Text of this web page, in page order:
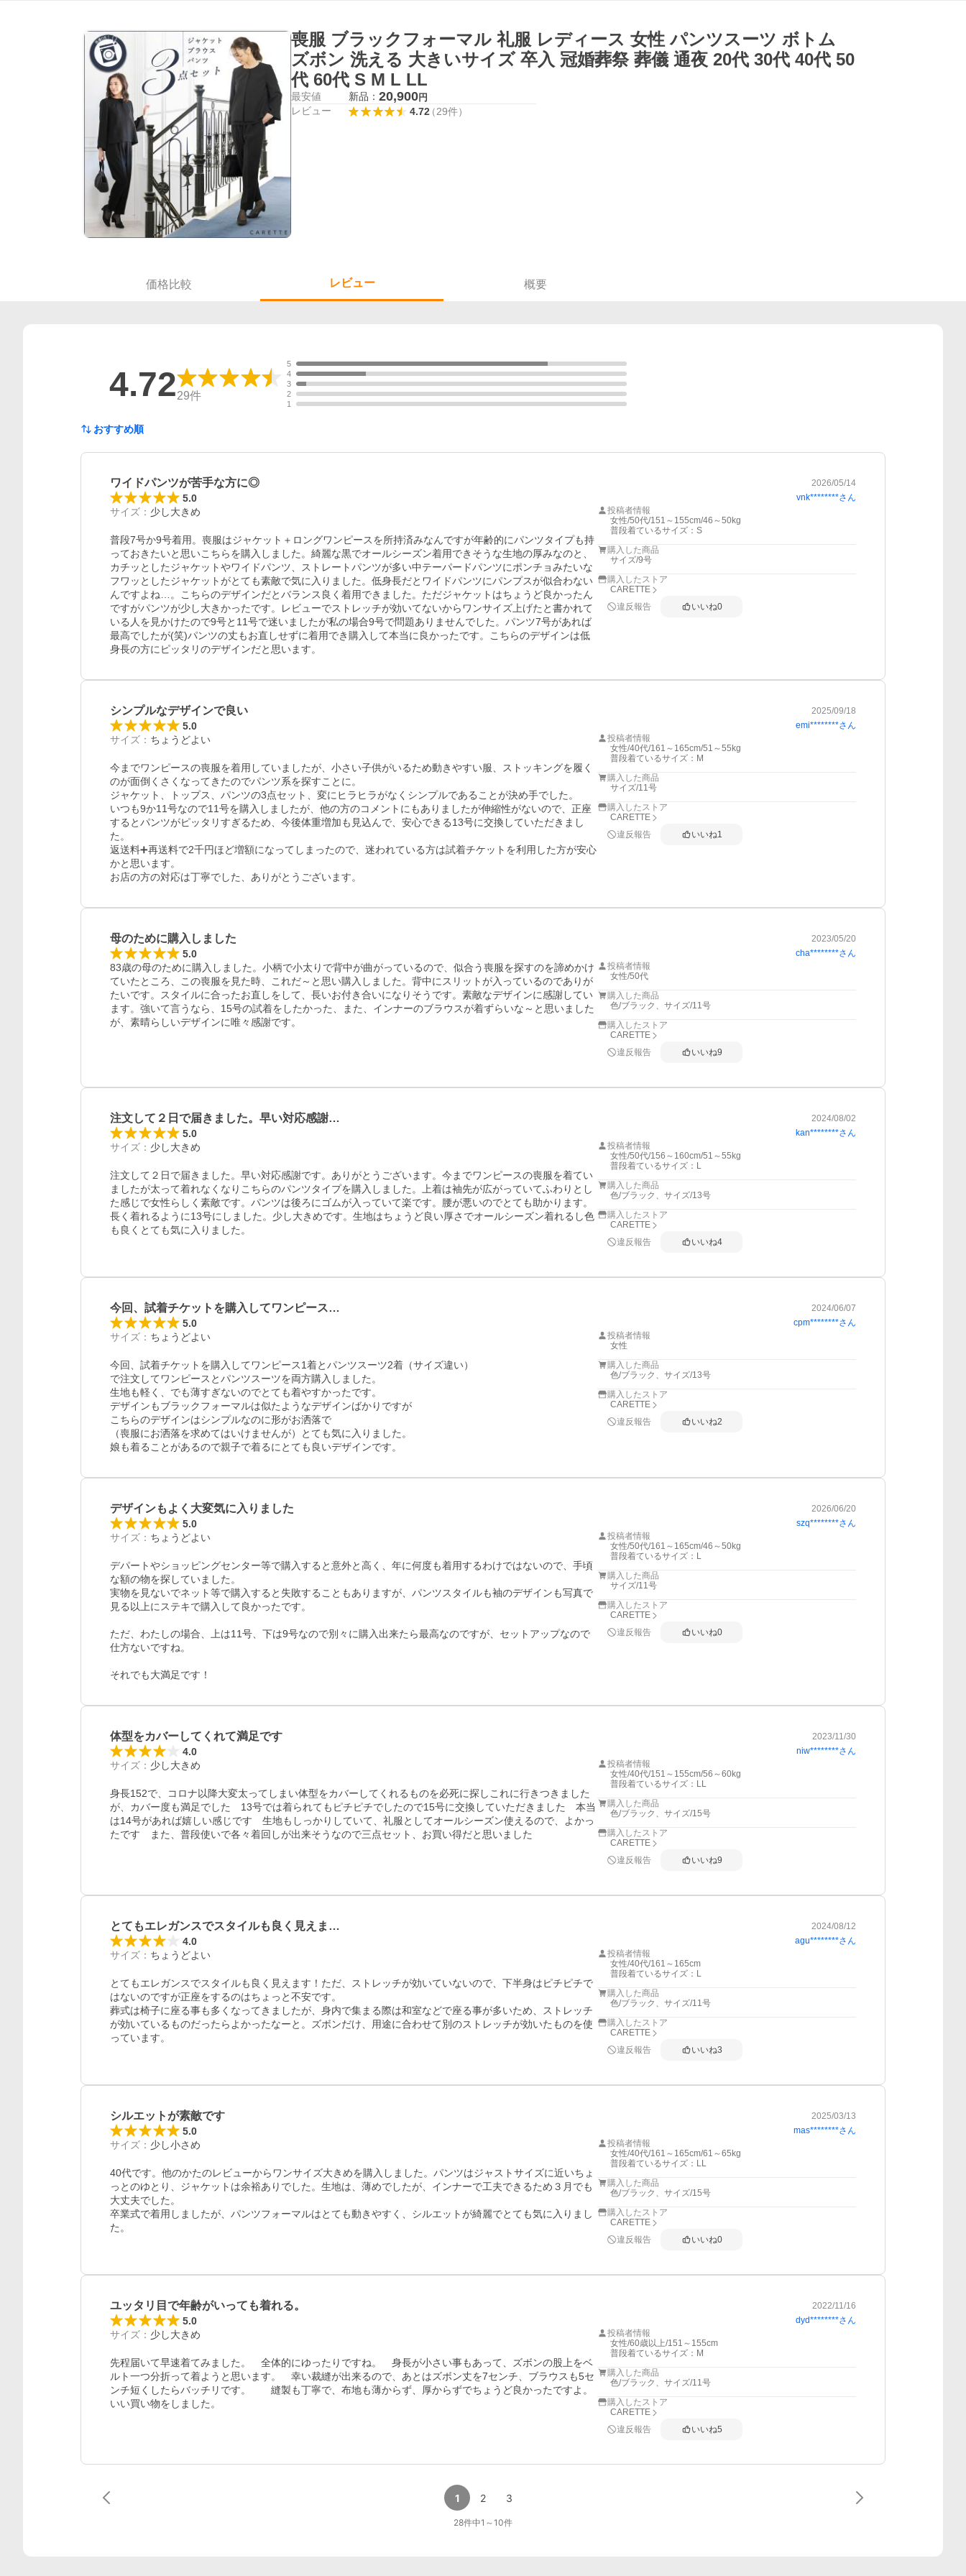
喪服 ブラックフォーマル 礼服 レディース 女性 パンツスーツ ボトム
ズボン 洗える 大きいサイズ 卒入 冠婚葬祭 葬儀 通夜 20代 30代 40代 50
代 60代 S M L LL
最安値 新品： 20,900円
レビュー 4.72（29件）
価格比較 レビュー 概要
4.7229件
5
4
3
2
1
おすすめ順
ワイドパンツが苦手な方に◎ 2026/05/14
5.0 vnk********さん
サイズ ： 少し大きめ
普段7号か9号着用。喪服はジャケット＋ロングワンピースを所持済みなんですが年齢的にパンツタイプも持
っておきたいと思いこちらを購入しました。綺麗な黒でオールシーズン着用できそうな生地の厚みなのと、
カチッとしたジャケットやワイドパンツ、ストレートパンツが多い中テーパードパンツにポンチョみたいな
フワッとしたジャケットがとても素敵で気に入りました。低身長だとワイドパンツにパンプスが似合わない
んですよね…。こちらのデザインだとバランス良く着用できました。ただジャケットはちょうど良かったん
ですがパンツが少し大きかったです。レビューでストレッチが効いてないからワンサイズ上げたと書かれて
いる人を見かけたので9号と11号で迷いましたが私の場合9号で問題ありませんでした。パンツ7号があれば
最高でしたが(笑)パンツの丈もお直しせずに着用でき購入して本当に良かったです。こちらのデザインは低
身長の方にピッタリのデザインだと思います。
投稿者情報
女性/50代/151～155cm/46～50kg
普段着ているサイズ：S
購入した商品
サイズ/9号
購入したストア
CARETTE
違反報告
いいね0
シンプルなデザインで良い 2025/09/18
5.0 emi********さん
サイズ ： ちょうどよい
今までワンピースの喪服を着用していましたが、小さい子供がいるため動きやすい服、ストッキングを履く
のが面倒くさくなってきたのでパンツ系を探すことに。
ジャケット、トップス、パンツの3点セット、変にヒラヒラがなくシンプルであることが決め手でした。
いつも9か11号なので11号を購入しましたが、他の方のコメントにもありましたが伸縮性がないので、正座
するとパンツがピッタリすぎるため、今後体重増加も見込んで、安心できる13号に交換していただきまし
た。
返送料➕再送料で2千円ほど増額になってしまったので、迷われている方は試着チケットを利用した方が安心
かと思います。
お店の方の対応は丁寧でした、ありがとうございます。
投稿者情報
女性/40代/161～165cm/51～55kg
普段着ているサイズ：M
購入した商品
サイズ/11号
購入したストア
CARETTE
違反報告
いいね1
母のために購入しました 2023/05/20
5.0 cha********さん
83歳の母のために購入しました。小柄で小太りで背中が曲がっているので、似合う喪服を探すのを諦めかけ
ていたところ、この喪服を見た時、これだ～と思い購入しました。背中にスリットが入っているのでありが
たいです。スタイルに合ったお直しをして、長いお付き合いになりそうです。素敵なデザインに感謝してい
ます。強いて言うなら、15号の試着をしたかった、また、インナーのブラウスが着ずらいな～と思いました
が、素晴らしいデザインに唯々感謝です。
投稿者情報
女性/50代
購入した商品
色/ブラック、サイズ/11号
購入したストア
CARETTE
違反報告
いいね9
注文して２日で届きました。早い対応感謝… 2024/08/02
5.0 kan********さん
サイズ ： 少し大きめ
注文して２日で届きました。早い対応感謝です。ありがとうございます。今までワンピースの喪服を着てい
ましたが太って着れなくなりこちらのパンツタイプを購入しました。上着は袖先が広がっていてふわりとし
た感じで女性らしく素敵です。パンツは後ろにゴムが入っていて楽です。腰が悪いのでとても助かります。
長く着れるように13号にしました。少し大きめです。生地はちょうど良い厚さでオールシーズン着れるし色
も良くとても気に入りました。
投稿者情報
女性/50代/156～160cm/51～55kg
普段着ているサイズ：L
購入した商品
色/ブラック、サイズ/13号
購入したストア
CARETTE
違反報告
いいね4
今回、試着チケットを購入してワンピース… 2024/06/07
5.0 cpm********さん
サイズ ： ちょうどよい
今回、試着チケットを購入してワンピース1着とパンツスーツ2着（サイズ違い）
で注文してワンピースとパンツスーツを両方購入しました。
生地も軽く、でも薄すぎないのでとても着やすかったです。
デザインもブラックフォーマルは似たようなデザインばかりですが
こちらのデザインはシンプルなのに形がお洒落で
（喪服にお洒落を求めてはいけませんが）とても気に入りました。
娘も着ることがあるので親子で着るにとても良いデザインです。
投稿者情報
女性
購入した商品
色/ブラック、サイズ/13号
購入したストア
CARETTE
違反報告
いいね2
デザインもよく大変気に入りました 2026/06/20
5.0 szq********さん
サイズ ： ちょうどよい
デパートやショッピングセンター等で購入すると意外と高く、年に何度も着用するわけではないので、手頃
な額の物を探していました。
実物を見ないでネット等で購入すると失敗することもありますが、パンツスタイルも袖のデザインも写真で
見る以上にステキで購入して良かったです。
ただ、わたしの場合、上は11号、下は9号なので別々に購入出来たら最高なのですが、セットアップなので
仕方ないですね。
それでも大満足です！
投稿者情報
女性/50代/161～165cm/46～50kg
普段着ているサイズ：L
購入した商品
サイズ/11号
購入したストア
CARETTE
違反報告
いいね0
体型をカバーしてくれて満足です 2023/11/30
4.0 niw********さん
サイズ ： 少し大きめ
身長152で、コロナ以降大変太ってしまい体型をカバーしてくれるものを必死に探しこれに行きつきました
が、カバー度も満足でした　13号では着られてもピチピチでしたので15号に交換していただきました　本当
は14号があれば嬉しい感じです　生地もしっかりしていて、礼服としてオールシーズン使えるので、よかっ
たです　また、普段使いで各々着回しが出来そうなので三点セット、お買い得だと思いました
投稿者情報
女性/40代/151～155cm/56～60kg
普段着ているサイズ：LL
購入した商品
色/ブラック、サイズ/15号
購入したストア
CARETTE
違反報告
いいね9
とてもエレガンスでスタイルも良く見えま… 2024/08/12
4.0 agu********さん
サイズ ： ちょうどよい
とてもエレガンスでスタイルも良く見えます！ただ、ストレッチが効いていないので、下半身はピチピチで
はないのですが正座をするのはちょっと不安です。
葬式は椅子に座る事も多くなってきましたが、身内で集まる際は和室などで座る事が多いため、ストレッチ
が効いているものだったらよかったなーと。ズボンだけ、用途に合わせて別のストレッチが効いたものを使
っています。
投稿者情報
女性/40代/161～165cm
普段着ているサイズ：L
購入した商品
色/ブラック、サイズ/11号
購入したストア
CARETTE
違反報告
いいね3
シルエットが素敵です 2025/03/13
5.0 mas********さん
サイズ ： 少し小さめ
40代です。他のかたのレビューからワンサイズ大きめを購入しました。パンツはジャストサイズに近いちょ
っとのゆとり、ジャケットは余裕ありでした。生地は、薄めでしたが、インナーで工夫できるため３月でも
大丈夫でした。
卒業式で着用しましたが、パンツフォーマルはとても動きやすく、シルエットが綺麗でとても気に入りまし
た。
投稿者情報
女性/40代/161～165cm/61～65kg
普段着ているサイズ：LL
購入した商品
色/ブラック、サイズ/15号
購入したストア
CARETTE
違反報告
いいね0
ユッタリ目で年齢がいっても着れる。 2022/11/16
5.0 dyd********さん
サイズ ： 少し大きめ
先程届いて早速着てみました。　全体的にゆったりですね。　身長が小さい事もあって、ズボンの股上をベ
ルト一つ分折って着ようと思います。　幸い裁縫が出来るので、あとはズボン丈を7センチ、ブラウスも5セ
ンチ短くしたらバッチリです。　　縫製も丁寧で、布地も薄からず、厚からずでちょうど良かったですよ。
いい買い物をしました。
投稿者情報
女性/60歳以上/151～155cm
普段着ているサイズ：M
購入した商品
色/ブラック、サイズ/11号
購入したストア
CARETTE
違反報告
いいね5
1 2 3
28件中1 ～10件